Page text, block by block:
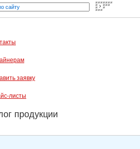
от мировых производителей Бусел -
продукции